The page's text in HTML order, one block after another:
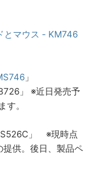
とマウス - KM746
」
」 ※近日発売予
。
」 ※現時点
提供。後日、製品ペ